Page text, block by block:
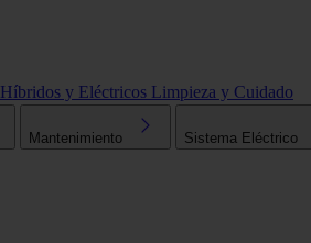
Híbridos y Eléctricos Limpieza y Cuidado
Mantenimiento Sistema Eléctrico